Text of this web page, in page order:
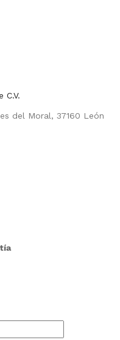
C.V.
del Moral, 37160 León